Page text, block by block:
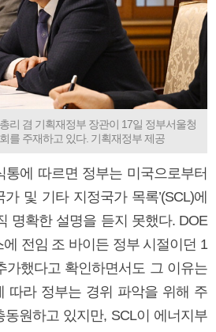
리 겸 기획재정부 장관이 17일 정부서울청
를 주재하고 있다. 기획재정부 제공
통에 따르면 정부는 미국으로부터
가 및 기타 지정국가 목록’(SCL)에
명확한 설명을 듣지 못했다. DOE
전임 조 바이든 정부 시절이던 1
가했다고 확인하면서도 그 이유는
따라 정부는 경위 파악을 위해 주
원하고 있지만, SCL이 에너지부